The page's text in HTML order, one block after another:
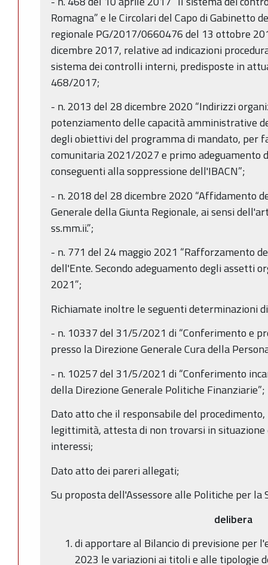
Romagna” e le Circolari del Capo di Gabinetto
regionale PG/2017/0660476 del 13 ottobre
dicembre 2017, relative ad indicazioni
sistema dei controlli interni, predisposte in
468/2017;
- n. 2013 del 28 dicembre 2020 “Indirizzi
potenziamento delle capacità amministrative
degli obiettivi del programma di mandato, per
comunitaria 2021/2027 e primo adeguamento
conseguenti alla soppressione dell'IBACN”;
- n. 2018 del 28 dicembre 2020 “Affidamento
Generale della Giunta Regionale, ai sensi
ss.mm.ii.”;
- n. 771 del 24 maggio 2021 “Rafforzamento
dell'Ente. Secondo adeguamento degli assetti
2021”;
Richiamate inoltre le seguenti determinazioni
- n. 10337 del 31/5/2021 di “Conferimento e
presso la Direzione Generale Cura della
- n. 10257 del 31/5/2021 di “Conferimento
della Direzione Generale Politiche Finanziarie”;
Dato atto che il responsabile del
legittimità, attesta di non trovarsi in
interessi;
Dato atto dei pareri allegati;
Su proposta dell'Assessore alle Politiche per
delibera
di apportare al Bilancio di previsione per
2023 le variazioni ai titoli e alle tipologie